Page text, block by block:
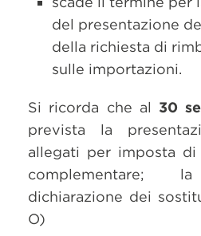
del presentazione
della richiesta di
sulle importazioni.
Si ricorda che al 30
prevista la
allegati per imposta
complementare;
dichiarazione dei
O)